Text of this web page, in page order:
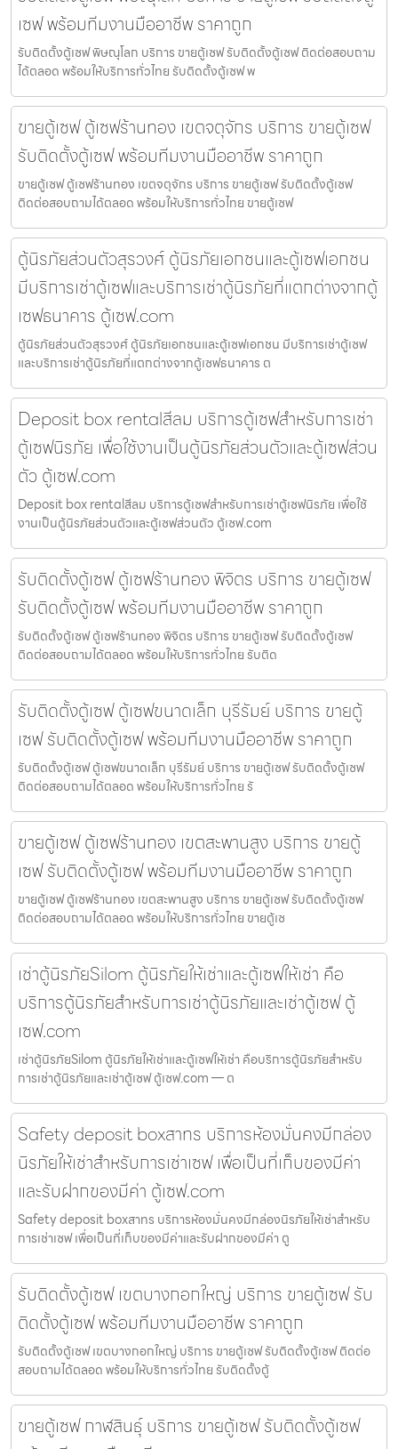
เซฟ พร้อมทีมงานมืออาชีพ ราคาถูก
รับติดตั้งตู้เซฟ พิษณุโลก บริการ ขายตู้เซฟ รับติดตั้งตู้เซฟ ติดต่อสอบถาม
ได้ตลอด พร้อมให้บริการทั่วไทย รับติดตั้งตู้เซฟ พ
ขายตู้เซฟ ตู้เซฟร้านทอง เขตจตุจักร บริการ ขายตู้เซฟ
รับติดตั้งตู้เซฟ พร้อมทีมงานมืออาชีพ ราคาถูก
ขายตู้เซฟ ตู้เซฟร้านทอง เขตจตุจักร บริการ ขายตู้เซฟ รับติดตั้งตู้เซฟ
ติดต่อสอบถามได้ตลอด พร้อมให้บริการทั่วไทย ขายตู้เซฟ
ตู้นิรภัยส่วนตัวสุรวงศ์ ตู้นิรภัยเอกชนและตู้เซฟเอกชน
มีบริการเช่าตู้เซฟและบริการเช่าตู้นิรภัยที่แตกต่างจากตู้
เซฟธนาคาร ตู้เซฟ.com
ตู้นิรภัยส่วนตัวสุรวงศ์ ตู้นิรภัยเอกชนและตู้เซฟเอกชน มีบริการเช่าตู้เซฟ
และบริการเช่าตู้นิรภัยที่แตกต่างจากตู้เซฟธนาคาร ต
Deposit box rentalสีลม บริการตู้เซฟสำหรับการเช่า
ตู้เซฟนิรภัย เพื่อใช้งานเป็นตู้นิรภัยส่วนตัวและตู้เซฟส่วน
ตัว ตู้เซฟ.com
Deposit box rentalสีลม บริการตู้เซฟสำหรับการเช่าตู้เซฟนิรภัย เพื่อใช้
งานเป็นตู้นิรภัยส่วนตัวและตู้เซฟส่วนตัว ตู้เซฟ.com
รับติดตั้งตู้เซฟ ตู้เซฟร้านทอง พิจิตร บริการ ขายตู้เซฟ
รับติดตั้งตู้เซฟ พร้อมทีมงานมืออาชีพ ราคาถูก
รับติดตั้งตู้เซฟ ตู้เซฟร้านทอง พิจิตร บริการ ขายตู้เซฟ รับติดตั้งตู้เซฟ
ติดต่อสอบถามได้ตลอด พร้อมให้บริการทั่วไทย รับติด
รับติดตั้งตู้เซฟ ตู้เซฟขนาดเล็ก บุรีรัมย์ บริการ ขายตู้
เซฟ รับติดตั้งตู้เซฟ พร้อมทีมงานมืออาชีพ ราคาถูก
รับติดตั้งตู้เซฟ ตู้เซฟขนาดเล็ก บุรีรัมย์ บริการ ขายตู้เซฟ รับติดตั้งตู้เซฟ
ติดต่อสอบถามได้ตลอด พร้อมให้บริการทั่วไทย รั
ขายตู้เซฟ ตู้เซฟร้านทอง เขตสะพานสูง บริการ ขายตู้
เซฟ รับติดตั้งตู้เซฟ พร้อมทีมงานมืออาชีพ ราคาถูก
ขายตู้เซฟ ตู้เซฟร้านทอง เขตสะพานสูง บริการ ขายตู้เซฟ รับติดตั้งตู้เซฟ
ติดต่อสอบถามได้ตลอด พร้อมให้บริการทั่วไทย ขายตู้เซ
เช่าตู้นิรภัยSilom ตู้นิรภัยให้เช่าและตู้เซฟให้เช่า คือ
บริการตู้นิรภัยสำหรับการเช่าตู้นิรภัยและเช่าตู้เซฟ ตู้
เซฟ.com
เช่าตู้นิรภัยSilom ตู้นิรภัยให้เช่าและตู้เซฟให้เช่า คือบริการตู้นิรภัยสำหรับ
การเช่าตู้นิรภัยและเช่าตู้เซฟ ตู้เซฟ.com — ต
Safety deposit boxสาทร บริการห้องมั่นคงมีกล่อง
นิรภัยให้เช่าสำหรับการเช่าเซฟ เพื่อเป็นที่เก็บของมีค่า
และรับฝากของมีค่า ตู้เซฟ.com
Safety deposit boxสาทร บริการห้องมั่นคงมีกล่องนิรภัยให้เช่าสำหรับ
การเช่าเซฟ เพื่อเป็นที่เก็บของมีค่าและรับฝากของมีค่า ตู
รับติดตั้งตู้เซฟ เขตบางกอกใหญ่ บริการ ขายตู้เซฟ รับ
ติดตั้งตู้เซฟ พร้อมทีมงานมืออาชีพ ราคาถูก
รับติดตั้งตู้เซฟ เขตบางกอกใหญ่ บริการ ขายตู้เซฟ รับติดตั้งตู้เซฟ ติดต่อ
สอบถามได้ตลอด พร้อมให้บริการทั่วไทย รับติดตั้งตู้
ขายตู้เซฟ กาฬสินธุ์ บริการ ขายตู้เซฟ รับติดตั้งตู้เซฟ